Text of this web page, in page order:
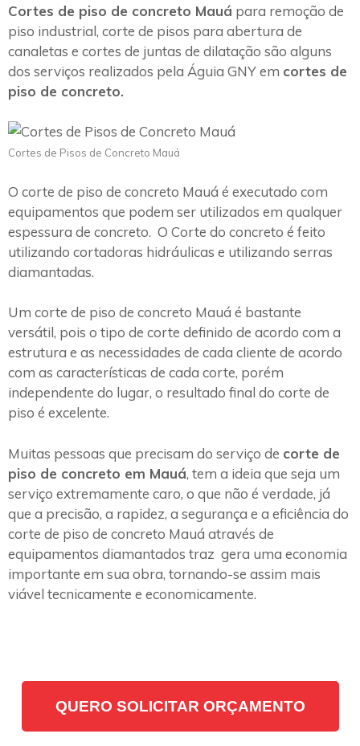
Cortes de piso de concreto Mauá para remoção de
piso industrial, corte de pisos para abertura de
canaletas e cortes de juntas de dilatação são alguns
dos serviços realizados pela Águia GNY em cortes de
piso de concreto.
Cortes de Pisos de Concreto Mauá
O corte de piso de concreto Mauá é executado com
equipamentos que podem ser utilizados em qualquer
espessura de concreto. O Corte do concreto é feito
utilizando cortadoras hidráulicas e utilizando serras
diamantadas.
Um corte de piso de concreto Mauá é bastante
versátil, pois o tipo de corte definido de acordo com a
estrutura e as necessidades de cada cliente de acordo
com as características de cada corte, porém
independente do lugar, o resultado final do corte de
piso é excelente.
Muitas pessoas que precisam do serviço de corte de
piso de concreto em Mauá, tem a ideia que seja um
serviço extremamente caro, o que não é verdade, já
que a precisão, a rapidez, a segurança e a eficiência do
corte de piso de concreto Mauá através de
equipamentos diamantados traz gera uma economia
importante em sua obra, tornando-se assim mais
viável tecnicamente e economicamente.
QUERO SOLICITAR ORÇAMENTO